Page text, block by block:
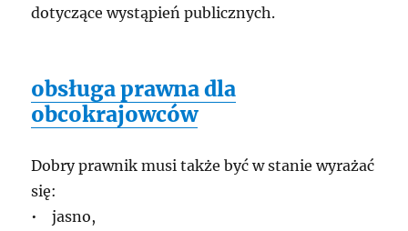
dotyczące wystąpień publicznych.
obsługa prawna dla
obcokrajowców
Dobry prawnik musi także być w stanie wyrażać
się:
• jasno,